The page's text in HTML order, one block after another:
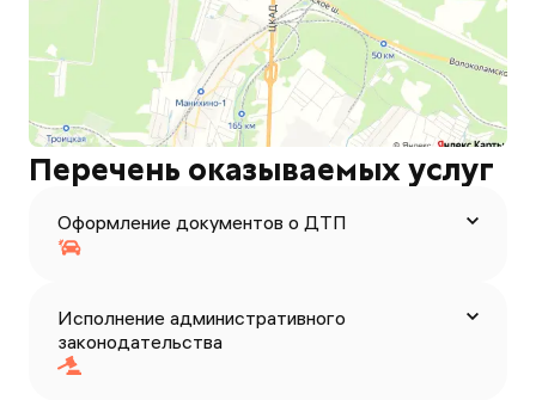
Перечень оказываемых услуг
Оформление документов о ДТП
Исполнение административного
законодательства